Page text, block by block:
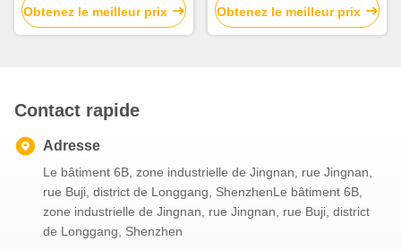
USB
Obtenez le meilleur prix
mouvement 2700K -7000K
Obtenez le meilleur prix
Contact rapide
Adresse
Le bâtiment 6B, zone industrielle de Jingnan, rue Jingnan,
rue Buji, district de Longgang, ShenzhenLe bâtiment 6B,
zone industrielle de Jingnan, rue Jingnan, rue Buji, district
de Longgang, Shenzhen